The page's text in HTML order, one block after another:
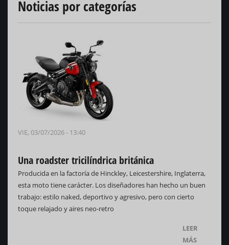
Noticias por categorías
VIE, 03/07/2026 - 13:40
Una roadster tricilíndrica británica
Producida en la factoría de Hinckley, Leicestershire, Inglaterra,
esta moto tiene carácter. Los diseñadores han hecho un buen
trabajo: estilo naked, deportivo y agresivo, pero con cierto
toque relajado y aires neo-retro
LEER
MÁS